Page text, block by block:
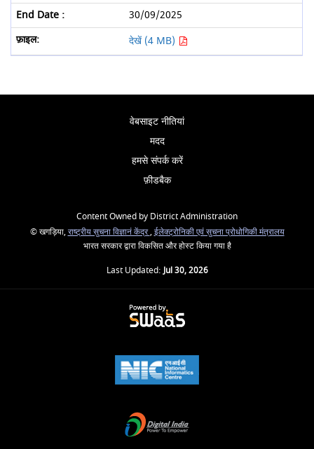
30/09/2025
देखें (4 MB)
वेबसाइट नीतियां
मदद
हमसे संपर्क करें
फ़ीडबैक
Content Owned by District Administration
© खगड़िया,राष्ट्रीय सुचना विज्ञानं केंद्र,ईलेक्ट्रोनिकी एवं सुचना प्रोधोगिकी मंत्रालय
भारत सरकार द्वारा विकसित और होस्ट किया गया है
Last Updated:Jul 30, 2026